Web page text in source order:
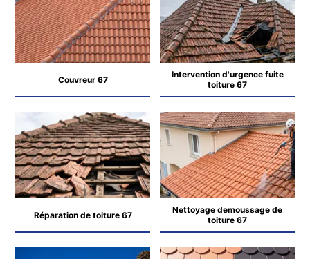
Couvreur 67
Intervention d'urgence fuite
toiture 67
Réparation de toiture 67
Nettoyage demoussage de
toiture 67